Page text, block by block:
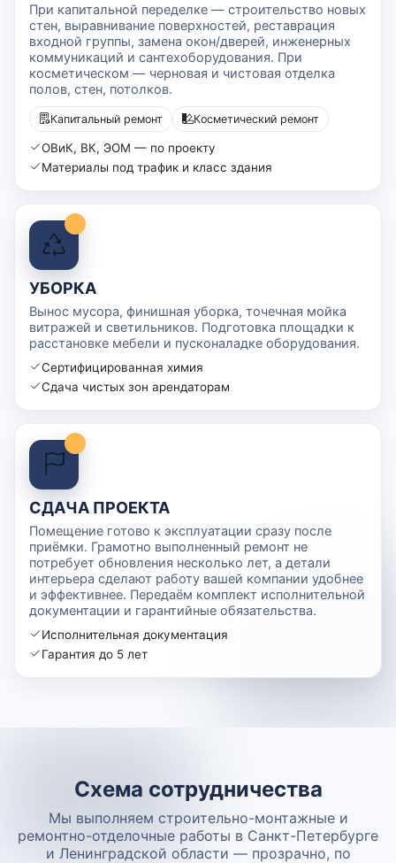
При капитальной переделке — строительство новых
стен, выравнивание поверхностей, реставрация
входной группы, замена окон/дверей, инженерных
коммуникаций и сантехоборудования. При
косметическом — черновая и чистовая отделка
полов, стен, потолков.
Капитальный ремонт Косметический ремонт
ОВиК, ВК, ЭОМ — по проекту
Материалы под трафик и класс здания
УБОРКА
Вынос мусора, финишная уборка, точечная мойка
витражей и светильников. Подготовка площадки к
расстановке мебели и пусконаладке оборудования.
Сертифицированная химия
Сдача чистых зон арендаторам
СДАЧА ПРОЕКТА
Помещение готово к эксплуатации сразу после
приёмки. Грамотно выполненный ремонт не
потребует обновления несколько лет, а детали
интерьера сделают работу вашей компании удобнее
и эффективнее. Передаём комплект исполнительной
документации и гарантийные обязательства.
Исполнительная документация
Гарантия до 5 лет
Схема сотрудничества
Мы выполняем строительно-монтажные и
ремонтно-отделочные работы в Санкт-Петербурге
и Ленинградской области — прозрачно, по